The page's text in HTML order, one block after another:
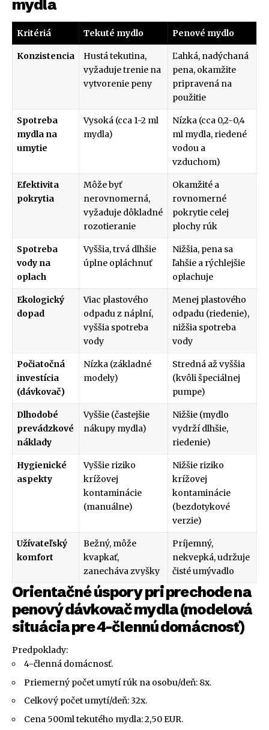
mydla
Kritériá Tekuté mydlo Penové mydlo
Konzistencia
Hustá tekutina,
vyžaduje trenie na
vytvorenie peny
Ľahká, nadýchaná
pena, okamžite
pripravená na
použitie
Spotreba
mydla na
umytie
Vysoká (cca 1-2 ml
mydla)
Nízka (cca 0,2-0,4
ml mydla, riedené
vodou a
vzduchom)
Efektivita
pokrytia
Môže byť
nerovnomerná,
vyžaduje dôkladné
rozotieranie
Okamžité a
rovnomerné
pokrytie celej
plochy rúk
Spotreba
vody na
oplach
Vyššia, trvá dlhšie
úplne opláchnuť
Nižšia, pena sa
ľahšie a rýchlejšie
oplachuje
Ekologický
dopad
Viac plastového
odpadu z náplní,
vyššia spotreba
vody
Menej plastového
odpadu (riedenie),
nižšia spotreba
vody
Počiatočná
investícia
(dávkovač)
Nízka (základné
modely)
Stredná až vyššia
(kvôli špeciálnej
pumpe)
Dlhodobé
prevádzkové
náklady
Vyššie (častejšie
nákupy mydla)
Nižšie (mydlo
vydrží dlhšie,
riedenie)
Hygienické
aspekty
Vyššie riziko
krížovej
kontaminácie
(manuálne)
Nižšie riziko
krížovej
kontaminácie
(bezdotykové
verzie)
Užívateľský
komfort
Bežný, môže
kvapkať,
zanecháva zvyšky
Príjemný,
nekvepká, udržuje
čisté umývadlo
Orientačné úspory pri prechode na
penový dávkovač mydla (modelová
situácia pre 4-člennú domácnosť)
Predpoklady:
4-členná domácnosť.
Priemerný počet umytí rúk na osobu/deň: 8x.
Celkový počet umytí/deň: 32x.
Cena 500ml tekutého mydla: 2,50 EUR.